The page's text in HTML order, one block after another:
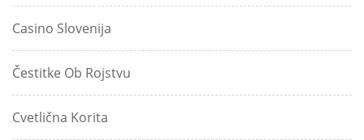
Casino Slovenija
Čestitke Ob Rojstvu
Cvetlična Korita